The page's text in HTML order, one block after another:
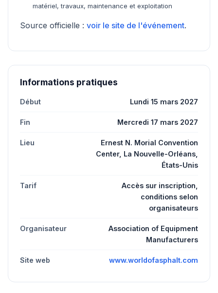
matériel, travaux, maintenance et exploitation
Source officielle : voir le site de l'événement.
Informations pratiques
Début Lundi 15 mars 2027
Fin Mercredi 17 mars 2027
Lieu
Ernest N. Morial Convention
Center, La Nouvelle-Orléans,
États-Unis
Tarif
Accès sur inscription,
conditions selon
organisateurs
Organisateur
Association of Equipment
Manufacturers
Site web www.worldofasphalt.com